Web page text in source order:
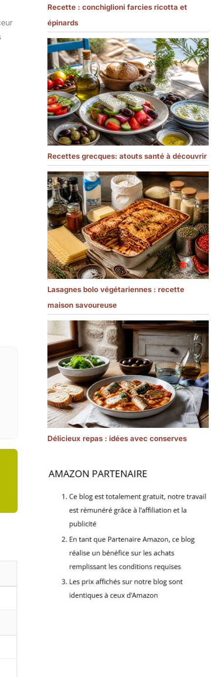
Recette : conchiglioni farcies ricotta et
épinards
Recettes grecques: atouts santé à découvrir
Lasagnes bolo végétariennes : recette
maison savoureuse
Délicieux repas : idées avec conserves